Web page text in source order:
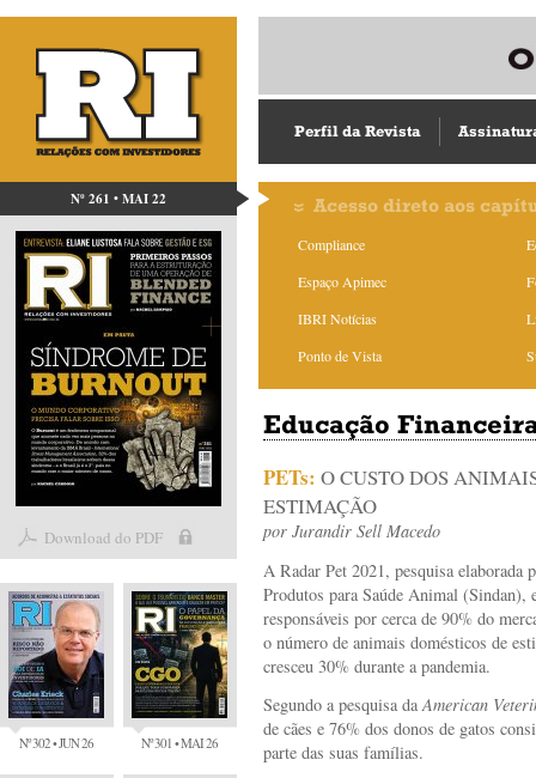
Nº 261 • MAI 22
Download do PDF
Nº 302 • JUN 26 Nº 301 • MAI 26
Perfil da Revista
Acesso direto aos
Compliance
Espaço Apimec
IBRI Notícias
Ponto de Vista
Educação
PETs: O CUSTO DOS
ESTIMAÇÃO
por Jurandir Sell Macedo
A Radar Pet 2021, pesquisa
Produtos para Saúde Animal (Sindan),
responsáveis por cerca de 90% do
o número de animais domésticos de
cresceu 30% durante a pandemia.
Segundo a pesquisa daAmerican
de cães e 76% dos donos de gatos
parte das suas famílias.